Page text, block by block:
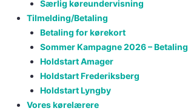
Særlig køreundervisning
Tilmelding/Betaling
Betaling for kørekort
Sommer Kampagne 2026 – Betaling
Holdstart Amager
Holdstart Frederiksberg
Holdstart Lyngby
Vores kørelærere